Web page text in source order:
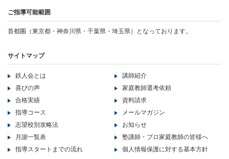
ご指導可能範囲
首都圏（東京都・神奈川県・千葉県・埼玉県）となっております。
サイトマップ
鉄人会とは
喜びの声
合格実績
指導コース
志望校別攻略法
月謝一覧表
指導スタートまでの流れ
講師紹介
家庭教師選考依頼
資料請求
メールマガジン
お知らせ
塾講師・プロ家庭教師の皆様へ
個人情報保護に対する基本方針